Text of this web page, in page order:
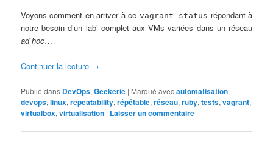
Voyons comment en arriver à ce vagrant status répondant à
notre besoin d’un lab’ complet aux VMs variées dans un réseau
ad hoc…
Continuer la lecture →
Publié dans DevOps,Geekerie | Marqué avecautomatisation,
devops,linux,repeatability,répétable,réseau,ruby,tests,vagrant,
virtualbox,virtualisation | Laisser un commentaire